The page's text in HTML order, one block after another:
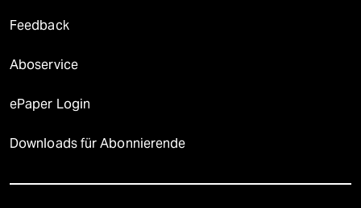
Feedback
Aboservice
ePaper Login
Downloads für Abonnierende